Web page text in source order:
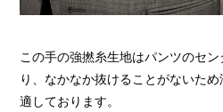
この手の強撚糸生地はパンツのセ
り、なかなか抜けることがないた
適しております。